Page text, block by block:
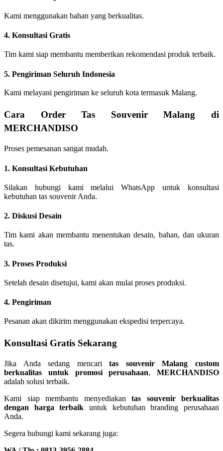
Kami menggunakan bahan yang berkualitas.
4. Konsultasi Gratis
Tim kami siap membantu memberikan rekomendasi produk terbaik.
5. Pengiriman Seluruh Indonesia
Kami melayani pengiriman ke seluruh kota termasuk Malang.
Cara Order Tas Souvenir Malang di
MERCHANDISO
Proses pemesanan sangat mudah.
1. Konsultasi Kebutuhan
Silakan hubungi kami melalui WhatsApp untuk konsultasi
kebutuhan tas souvenir Anda.
2. Diskusi Desain
Tim kami akan membantu menentukan desain, bahan, dan ukuran
tas.
3. Proses Produksi
Setelah desain disetujui, kami akan mulai proses produksi.
4. Pengiriman
Pesanan akan dikirim menggunakan ekspedisi terpercaya.
Konsultasi Gratis Sekarang
Jika Anda sedang mencaritas souvenir Malang custom
berkualitas untuk promosi perusahaan, MERCHANDISO
adalah solusi terbaik.
Kami siap membantu menyediakan tas souvenir berkualitas
dengan harga terbaik untuk kebutuhan branding perusahaan
Anda.
Segera hubungi kami sekarang juga: